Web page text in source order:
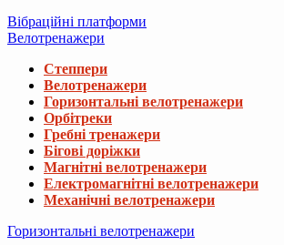
Вібраційні платформи
Велотренажери
Степпери
Велотренажери
Горизонтальні велотренажери
Орбітреки
Гребні тренажери
Бігові доріжки
Магнітні велотренажери
Електромагнітні велотренажери
Механічні велотренажери
Горизонтальні велотренажери